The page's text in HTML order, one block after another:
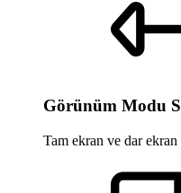
Görünüm Modu
Tam ekran ve dar ekran